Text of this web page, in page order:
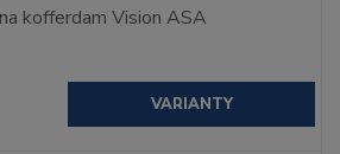
kofferdam Vision ASA
VARIANTY